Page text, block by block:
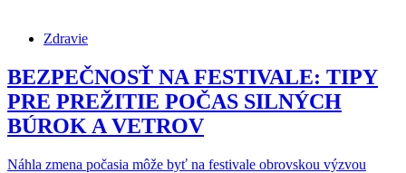
Zdravie
BEZPEČNOSŤ NA FESTIVALE: TIPY
PRE PREŽITIE POČAS SILNÝCH
BÚROK A VETROV
Náhla zmena počasia môže byť na festivale obrovskou výzvou